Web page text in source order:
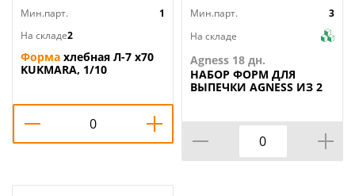
Мин.парт.
1
На складе2
Форма хлебная Л-7 х70
KUKMARA, 1/10
Мин.парт.
3
На складе
Agness 18 дн.
НАБОР ФОРМ ДЛЯ
ВЫПЕЧКИ AGNESS ИЗ 2
ПОКРЫТИЕ, КОР=12НАБ.